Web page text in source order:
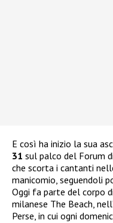
E così ha inizio la sua
31 sul palco del Forum
che scorta i cantanti
manicomio, seguendoli
Oggi fa parte del corpo
milanese The Beach,
Perse, in cui ogni